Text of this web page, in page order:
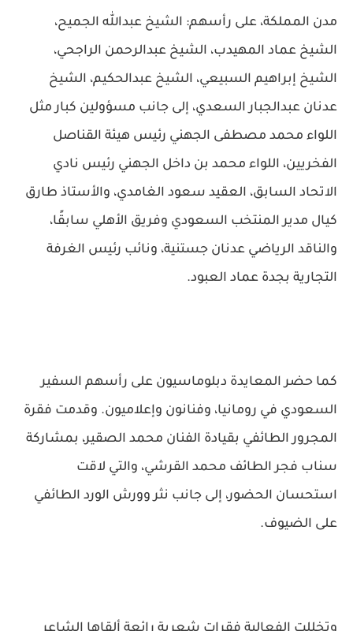
مدن المملكة، على رأسهم: الشيخ عبدالله الجميح،
الشيخ عماد المهيدب، الشيخ عبدالرحمن الراجحي،
الشيخ إبراهيم السبيعي، الشيخ عبدالحكيم، الشيخ
عدنان عبدالجبار السعدي، إلى جانب مسؤولين كبار مثل
اللواء محمد مصطفى الجهني رئيس هيئة القناصل
الفخريين، اللواء محمد بن داخل الجهني رئيس نادي
الاتحاد السابق، العقيد سعود الغامدي، والأستاذ طارق
كيال مدير المنتخب السعودي وفريق الأهلي سابقًا،
والناقد الرياضي عدنان جستنية، ونائب رئيس الغرفة
التجارية بجدة عماد العبود.
كما حضر المعايدة دبلوماسيون على رأسهم السفير
السعودي في رومانيا، وفنانون وإعلاميون. وقدمت فقرة
المجرور الطائفي بقيادة الفنان محمد الصقير، بمشاركة
سناب فجر الطائف محمد القرشي، والتي لاقت
استحسان الحضور، إلى جانب نثر وورش الورد الطائفي
على الضيوف.